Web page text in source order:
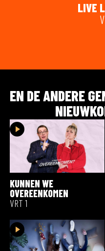
LIVE
EN DE ANDERE
KUNNEN WE
OVEREENKOMEN
VRT 1